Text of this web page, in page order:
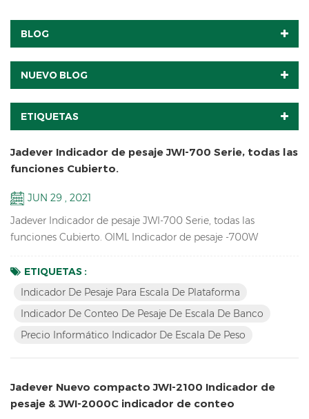
BLOG
NUEVO BLOG
ETIQUETAS
Jadever Indicador de pesaje JWI-700 Serie, todas las
funciones Cubierto.
JUN 29 , 2021
Jadever Indicador de pesaje JWI-700 Serie, todas las
funciones Cubierto. OIML Indicador de pesaje -700W
700p Pantalla LCD más grande Indicador-700B LED rojo
monitor Indicador-710 Indicador de pesaje solar -700s
ETIQUETAS :
Indicador De Pesaje Para Escala De Plataforma
Indicador De Conteo De Pesaje De Escala De Banco
Precio Informático Indicador De Escala De Peso
Jadever Nuevo compacto JWI-2100 Indicador de
pesaje & JWI-2000C indicador de conteo